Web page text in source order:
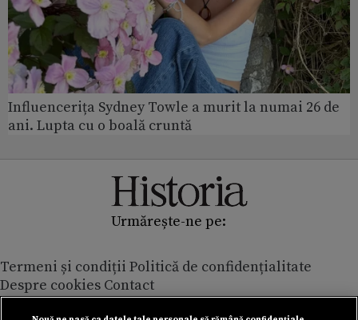
Influencerița Sydney Towle a murit la numai 26 de
ani. Lupta cu o boală cruntă
Urmărește-ne pe:
Termeni și condiții Politică de confidențialitate
Despre cookies Contact
Modifică preferințe pentru confidențialitate